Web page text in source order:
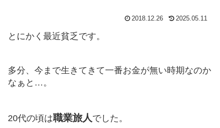
2018.12.26 2025.05.11
とにかく最近貧乏です。
多分、今まで生きてきて一番お金が無い時期なのか
なぁと…。
20代の頃は職業旅人 でした。